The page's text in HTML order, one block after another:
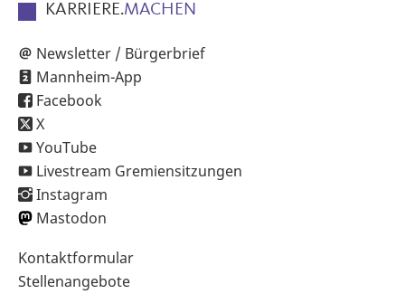
KARRIERE.MACHEN
Newsletter / Bürgerbrief
Mannheim-App
Facebook
X
YouTube
Livestream Gremiensitzungen
Instagram
Mastodon
Sekundärnavigation
im
Kontaktformular
Stellenangebote